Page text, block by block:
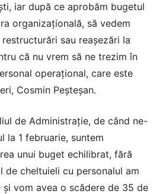
iar după ce aprobăm bugetul
organizaţională, să vedem
sau reaşezări la
că nu vrem să ne trezim în
operaţional, care este
Cosmin Peşteşan.
de Administraţie, de când ne-
la 1 februarie, suntem
unui buget echilibrat, fără
de cheltuieli cu personalul am
vom avea o scădere de 35 de